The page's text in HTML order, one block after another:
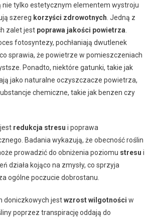
nie tylko estetycznym elementem wystroju
szereg korzyści zdrowotnych . Jedną z
zalet jest poprawa jakości powietrza
fotosyntezy, pochłaniają dwutlenek
sprawia, że powietrze w pomieszczeniach
Ponadto, niektóre gatunki, takie jak
jako naturalne oczyszczacze powietrza,
chemiczne, takie jak benzen czy
redukcja stresu i poprawa
Badania wykazują, że obecność roślin
prowadzić do obniżenia poziomu stresu i
działa kojąco na zmysły, co sprzyja
ogólne poczucie dobrostanu.
doniczkowych jestwzrost wilgotności w
poprzez transpirację oddają do